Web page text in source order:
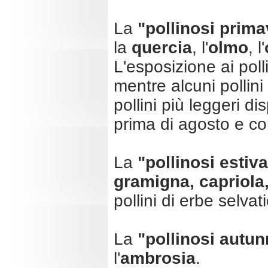
La "pollinosi
la quercia, l'olmo, l'
L'esposizione ai
mentre alcuni
pollini più leggeri
prima di agosto e
La "pollinosi
gramigna,
pollini di erbe
La "pollinosi
l'ambrosia.